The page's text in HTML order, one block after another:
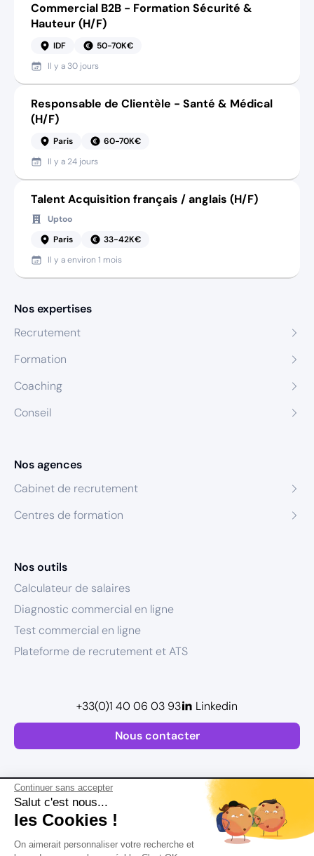
Continuer sans accepter
Salut c'est nous...
les Cookies !
On aimerait personnaliser votre recherche et
Commercial B2B - Formation Sécurité &
Hauteur (H/F)
IDF
50-70K€
Il y a 30 jours
Responsable de Clientèle - Santé & Médical
(H/F)
Paris
60-70K€
Il y a 24 jours
Talent Acquisition français / anglais (H/F)
Uptoo
Paris
33-42K€
Il y aenviron 1 mois
Nos expertises
Recrutement
Formation
Coaching
Conseil
Nos agences
Cabinet de recrutement
Centres de formation
Nos outils
Calculateur de salaires
Diagnostic commercial en ligne
Test commercial en ligne
Plateforme de recrutement et ATS
Nous contacter
+33(0)1 40 06 03 93 Linkedin
Plan de site